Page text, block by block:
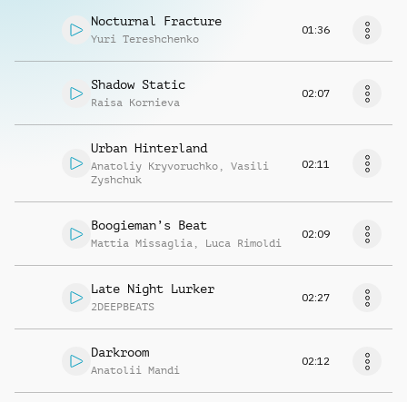
Nocturnal Fracture
Yuri Tereshchenko
01:36
Shadow Static
Raisa Kornieva
02:07
Urban Hinterland
Anatoliy Kryvoruchko , Vasili
Zyshchuk
02:11
Boogieman’s Beat
Mattia Missaglia , Luca Rimoldi
02:09
Late Night Lurker
2DEEPBEATS
02:27
Darkroom
Anatolii Mandi
02:12